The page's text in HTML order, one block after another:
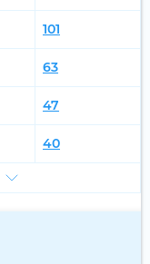
101
63
47
40